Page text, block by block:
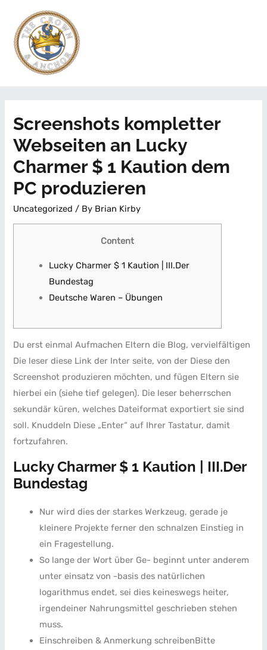
Screenshots kompletter
Webseiten an Lucky
Charmer $ 1 Kaution dem
PC produzieren
Uncategorized / By Brian Kirby
Content
Lucky Charmer $ 1 Kaution | III.Der
Bundestag
Deutsche Waren – Übungen
Du erst einmal Aufmachen Eltern die Blog, vervielfältigen
Die leser diese Link der Inter seite, von der Diese den
Screenshot produzieren möchten, und fügen Eltern sie
hierbei ein (siehe tief gelegen). Die leser beherrschen
sekundär küren, welches Dateiformat exportiert sie sind
soll. Knuddeln Diese „Enter“ auf Ihrer Tastatur, damit
fortzufahren.
Lucky Charmer $ 1 Kaution | III.Der
Bundestag
Nur wird dies der starkes Werkzeug, gerade je
kleinere Projekte ferner den schnalzen Einstieg in
ein Fragestellung.
So lange der Wort über Ge- beginnt unter anderem
unter einsatz von -basis des natürlichen
logarithmus endet, sei dies keineswegs heiter,
irgendeiner Nahrungsmittel geschrieben stehen
muss.
Einschreiben & Anmerkung schreibenBitte